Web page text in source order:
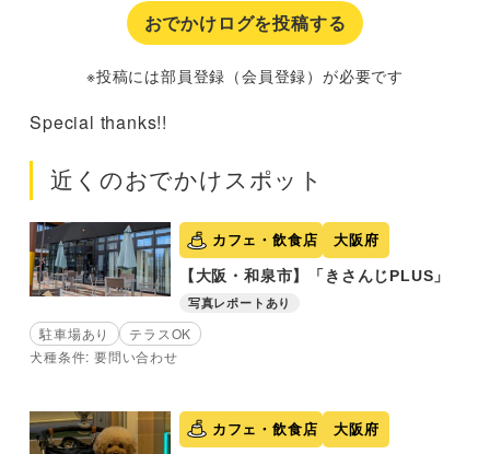
おでかけログを投稿する
※投稿には部員登録（会員登録）が必要です
Special thanks!!
近くのおでかけスポット
カフェ・飲食店 大阪府
【大阪・和泉市】「きさんじPLUS」
写真レポートあり
駐車場あり
テラスOK
犬種条件: 要問い合わせ
カフェ・飲食店 大阪府